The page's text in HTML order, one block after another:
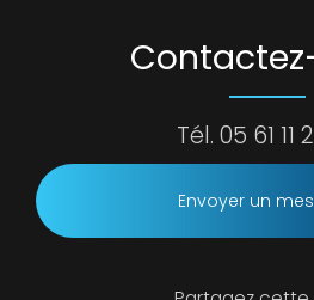
Tél. 05 61 11
Envoyer un